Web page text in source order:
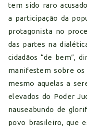
tem sido raro
a participação da
protagonista no
das partes na
cidadãos “de bem”,
manifestem sobre os
mesmo aquelas a
elevados do Poder
nauseabundo de
povo brasileiro, que